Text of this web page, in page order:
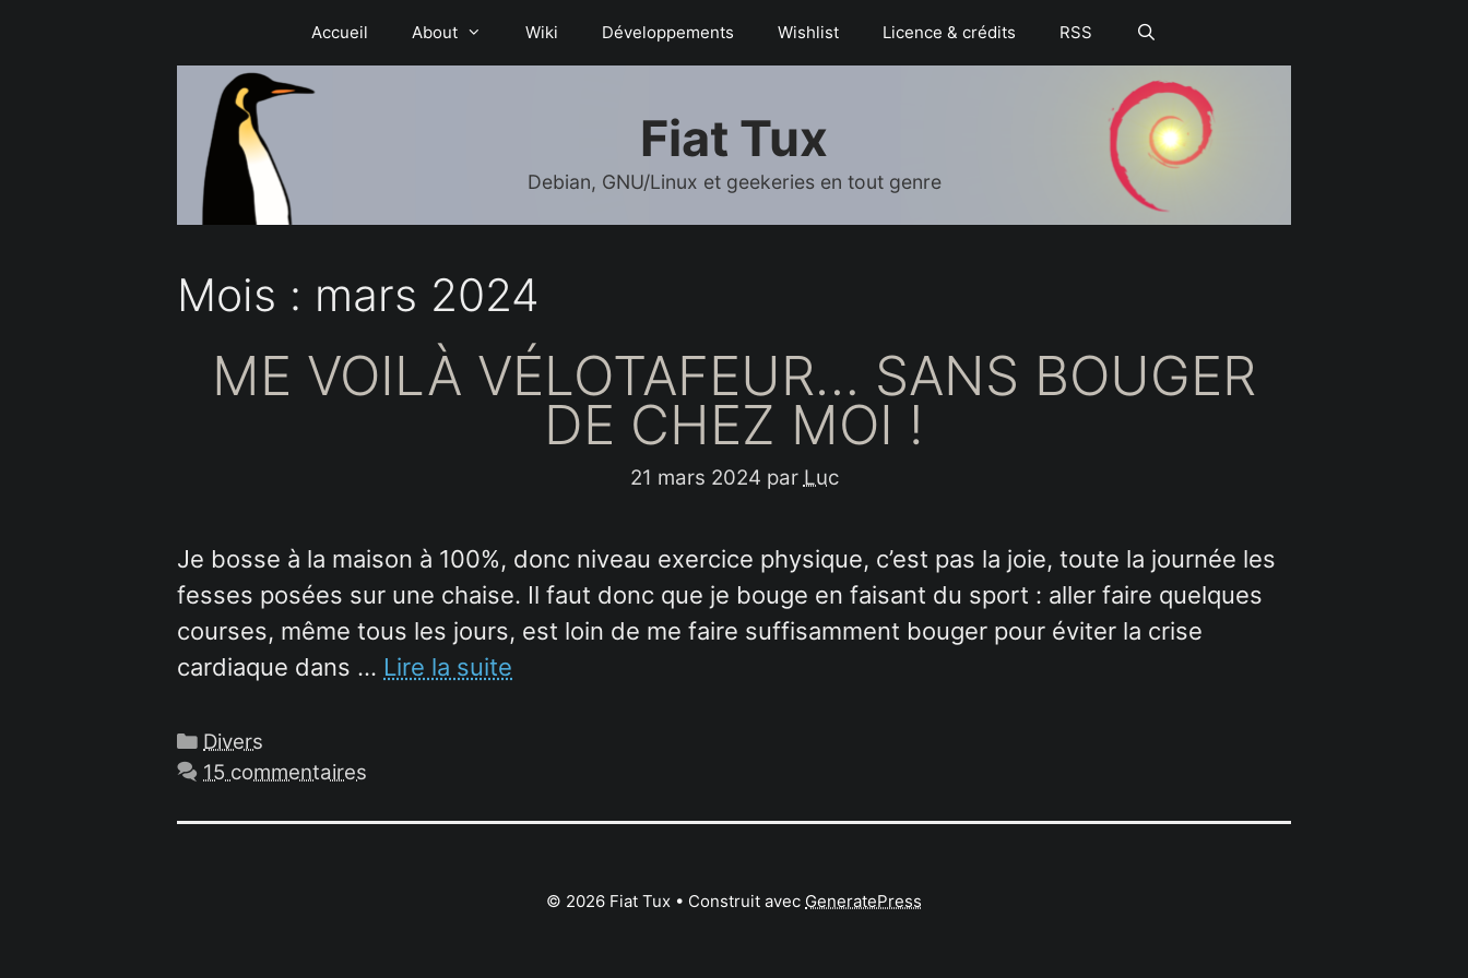
Accueil About Wiki Déve­­lop­­pe­­ments Wishlist Licence & crédits RSS
Fiat Tux
Debian, GNU/Linux et geekeries en tout genre
Mois : mars 2024
ME VOILÀ VÉLOTAFEUR… SANS BOUGER
DE CHEZ MOI !
21 mars 2024 par Luc
Je bosse à la maison à 100%, donc niveau exercice physique, c’est pas la joie, toute la journée les
fesses posées sur une chaise. Il faut donc que je bouge en faisant du sport : aller faire quelques
courses, même tous les jours, est loin de me faire suffisamment bouger pour éviter la crise
cardiaque dans … Lire la suite
Catégories
Divers
15 commentaires
© 2026 Fiat Tux • Construit avec GeneratePress